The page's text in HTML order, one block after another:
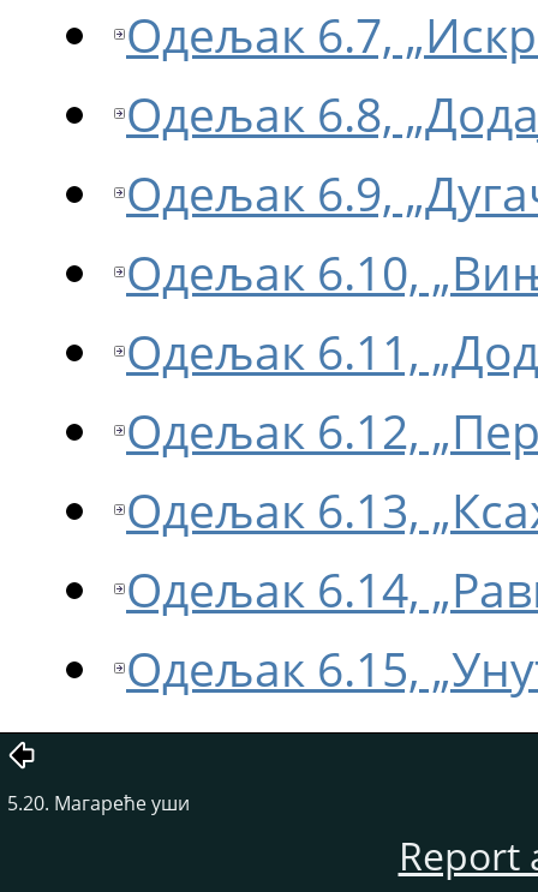
Одељак 6.7,
Одељак 6.8,
Одељак 6.9,
Одељак 6.10,
Одељак 6.11,
Одељак 6.12,
Одељак 6.13,
Одељак 6.14,
Одељак 6.15,
5.20. Магареће уши
Report